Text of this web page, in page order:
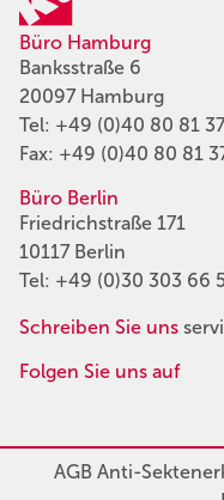
Büro Hamburg
Banksstraße 6
20097 Hamburg
Tel: +49 (0)40 80 81
Fax: +49 (0)40 80 81
Büro Berlin
Friedrichstraße 171
10117 Berlin
Tel: +49 (0)30 303 66
Schreiben Sie uns
Folgen Sie uns auf
AGBAnti-